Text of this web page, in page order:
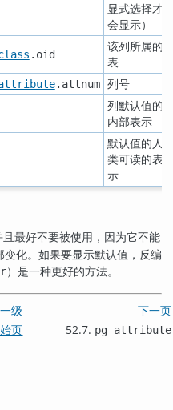
显式选择才
会显示）
.oid
该列所属的
表
.attnum 列号
列默认值的
内部表示
默认值的人
类可读的表
示
最好不要被使用，因为它不能
化。如果要显示默认值，反编
）是一种更好的方法。
级
下一页
页 52.7. pg_attribute